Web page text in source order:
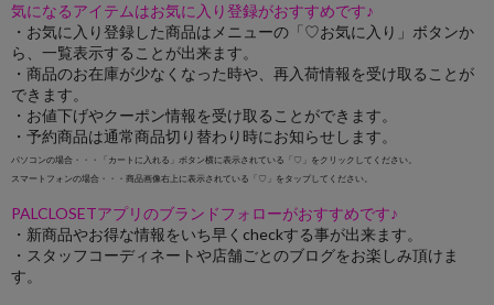
気になるアイテムはお気に入り登録がおすすめです♪
・お気に入り登録した商品はメニューの「♡お気に入り」ボタンか
ら、一覧表示することが出来ます。
・商品のお在庫が少なくなった時や、再入荷情報を受け取ることが
できます。
・お値下げやクーポン情報を受け取ることができます。
・予約商品は通常商品切り替わり時にお知らせします。
パソコンの場合・・・「カートに入れる」ボタン横に表示されている「♡」をクリックしてください。
スマートフォンの場合・・・商品画像右上に表示されている「♡」をタップしてください。
PALCLOSETアプリのブランドフォローがおすすめです♪
・新商品やお得な情報をいち早くcheckする事が出来ます。
・スタッフコーディネートや店舗ごとのブログをお楽しみ頂けま
す。